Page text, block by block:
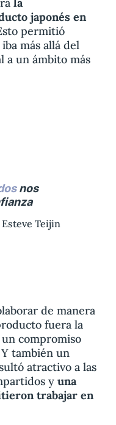
japonés en
permitió
más allá del
a un ámbito más
nos
Teijin
de manera
fuera la
compromiso
también un
atractivo a las
yuna
trabajar en